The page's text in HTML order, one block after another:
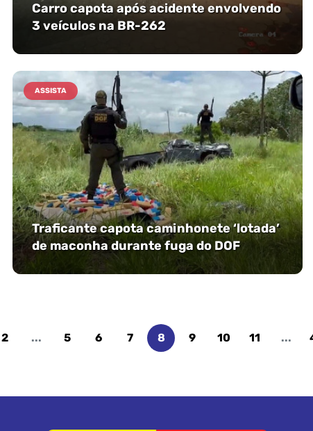
Carro capota após acidente envolvendo
3 veículos na BR-262
ASSISTA
Traficante capota caminhonete ‘lotada’
de maconha durante fuga do DOF
2 ... 5 6 7 8 9 10 11 ...